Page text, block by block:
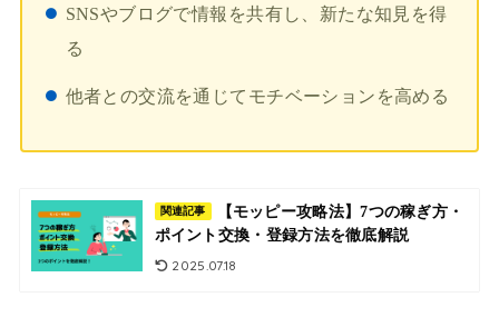
SNSやブログで情報を共有し、新たな知見を得
る
他者との交流を通じてモチベーションを高める
関連記事
【モッピー攻略法】7つの稼ぎ方・
ポイント交換・登録方法を徹底解説
2025.07.18